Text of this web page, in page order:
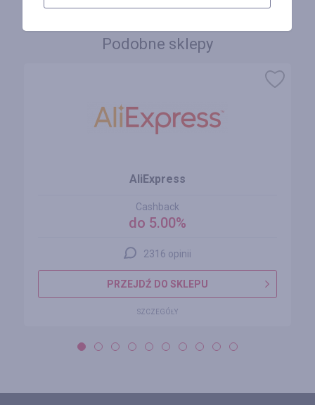
Podobne sklepy
AliExpress
Cashback
do 5.00%
2316 opinii
PRZEJDŹ DO SKLEPU
SZCZEGÓŁY